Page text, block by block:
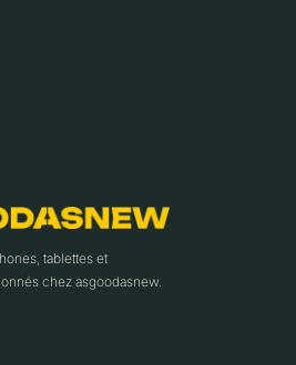
tablettes et
chez asgoodasnew.